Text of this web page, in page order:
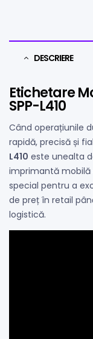
DESCRIERE
Etichetare
SPP-L410
Când operațiunile
rapidă, precisă și
L410 este unealta
imprimantă mobilă
special pentru a
de preț în retail
logistică.